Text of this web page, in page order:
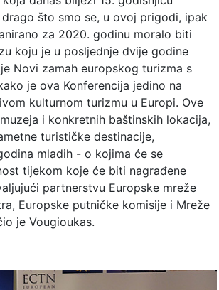
što smo se, u ovoj prigodi, ipak
za 2020. godinu moralo biti
koju je u posljednje dvije godine
Novi zamah europskog turizma s
je ova Konferencija jedino na
kulturnom turizmu u Europi. Ove
i konkretnih baštinskih lokacija,
turističke destinacije,
mladih - o kojima će se
tijekom koje će biti nagrađene
partnerstvu Europske mreže
Europske putničke komisije i Mreže
je Vougioukas.